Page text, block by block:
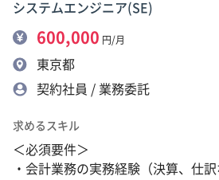
システムエンジニア(SE)
600,000 円/月
東京都
契約社員 / 業務委託
求めるスキル
＜必須要件＞
・会計業務の実務経験（決算、仕訳